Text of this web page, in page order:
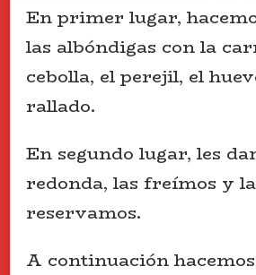
En primer lugar,
las albóndigas con la
cebolla, el perejil, el
rallado.
En segundo lugar, les
redonda, las freímos y
reservamos.
A continuación